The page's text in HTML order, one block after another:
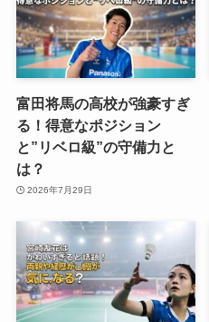
富田将馬の高校が強豪すぎ
る！得意なポジション
と”リベロ級”の守備力と
は？
2026年7月29日